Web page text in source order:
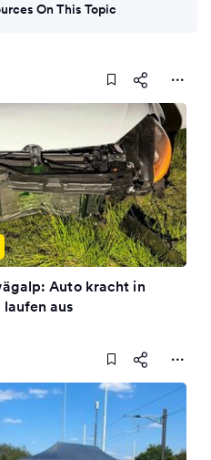
On This Topic
Auto kracht in
aus